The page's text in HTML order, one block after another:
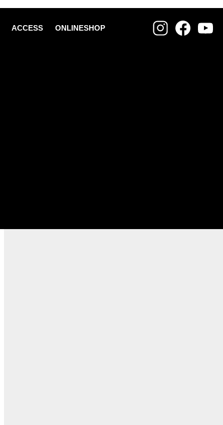
ACCESS ONLINESHOP